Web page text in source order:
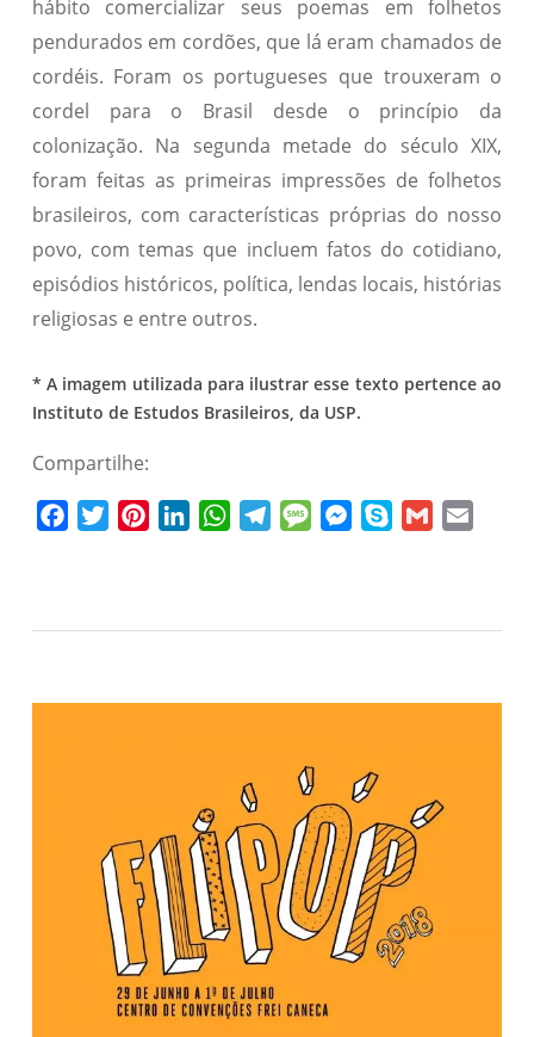
hábito comercializar seus poemas em folhetos
pendurados em cordões, que lá eram chamados de
cordéis. Foram os portugueses que trouxeram o
cordel para o Brasil desde o princípio da
colonização. Na segunda metade do século XIX,
foram feitas as primeiras impressões de folhetos
brasileiros, com características próprias do nosso
povo, com temas que incluem fatos do cotidiano,
episódios históricos, política, lendas locais, histórias
religiosas e entre outros.
* A imagem utilizada para ilustrar esse texto pertence ao
Instituto de Estudos Brasileiros, da USP.
Compartilhe:
FacebookTwitterPinterestLinkedInWhatsAppTelegramMessageMessenger
Skype Gmail